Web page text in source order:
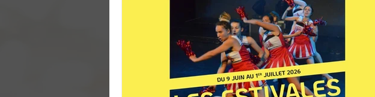
Chronique de Yaelle et Clémentine